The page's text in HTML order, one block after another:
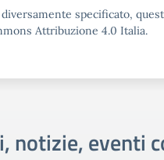
specificato,
Attribuzione 4.0 Italia.
notizie, eventi